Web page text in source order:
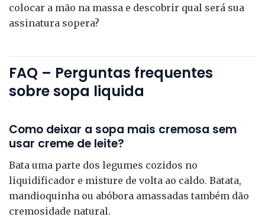
colocar a mão na massa e descobrir qual será sua
assinatura sopera?
FAQ – Perguntas frequentes
sobre sopa liquida
Como deixar a sopa mais cremosa sem
usar creme de leite?
Bata uma parte dos legumes cozidos no
liquidificador e misture de volta ao caldo. Batata,
mandioquinha ou abóbora amassadas também dão
cremosidade natural.